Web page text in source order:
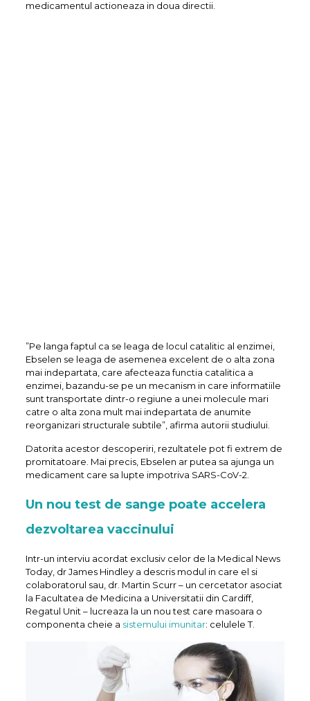
medicamentul actioneaza in doua directii.
”Pe langa faptul ca se leaga de locul catalitic al enzimei,
Ebselen se leaga de asemenea excelent de o alta zona
mai indepartata, care afecteaza functia catalitica a
enzimei, bazandu-se pe un mecanism in care informatiile
sunt transportate dintr-o regiune a unei molecule mari
catre o alta zona mult mai indepartata de anumite
reorganizari structurale subtile”, afirma autorii studiului.
Datorita acestor descoperiri, rezultatele pot fi extrem de
promitatoare. Mai precis, Ebselen ar putea sa ajunga un
medicament care sa lupte impotriva SARS-CoV-2.
Un nou test de sange poate accelera
dezvoltarea vaccinului
Intr-un interviu acordat exclusiv celor de la Medical News
Today, dr James Hindley a descris modul in care el si
colaboratorul sau, dr. Martin Scurr – un cercetator asociat
la Facultatea de Medicina a Universitatii din Cardiff,
Regatul Unit – lucreaza la un nou test care masoara o
componenta cheie a sistemului imunitar: celulele T.